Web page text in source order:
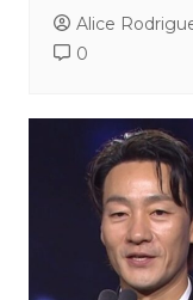
Alice
0